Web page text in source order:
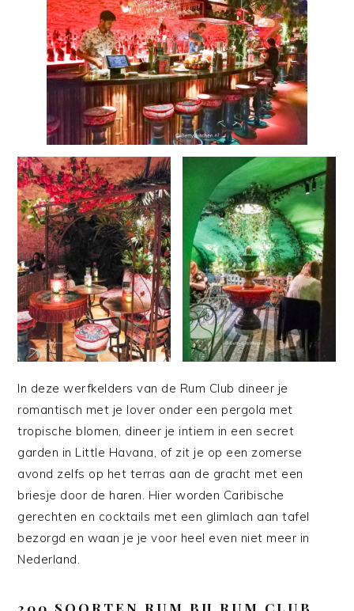
In deze werfkelders van de Rum Club dineer je
romantisch met je lover onder een pergola met
tropische blomen, dineer je intiem in een secret
garden in Little Havana, of zit je op een zomerse
avond zelfs op het terras aan de gracht met een
briesje door de haren. Hier worden Caribische
gerechten en cocktails met een glimlach aan tafel
bezorgd en waan je je voor heel even niet meer in
Nederland.
200 SOORTEN RUM BIJ RUM CLUB